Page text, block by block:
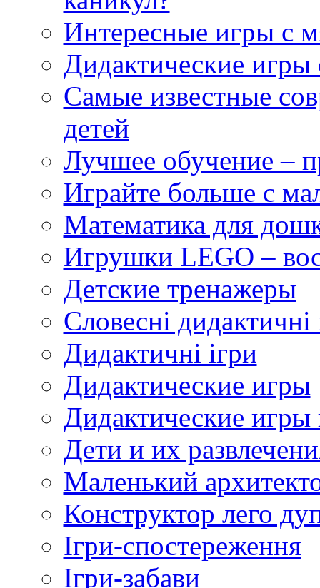
Интересные игры с
Дидактические
Самые известные
детей
Лучшее обучение –
Играйте больше с
Математика для
Игрушки LEGO –
Детские тренажеры
Словесні дидактичні
Дидактичні ігри
Дидактические игры
Дидактические игры
Дети и их
Маленький
Конструктор лего
Ігри-спостереження
Ігри-забави